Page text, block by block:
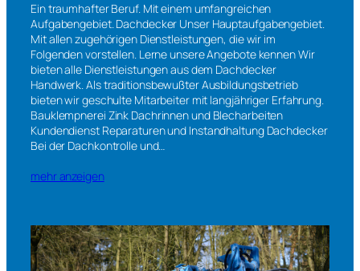
Ein traumhafter Beruf. Mit einem umfangreichen
Aufgabengebiet. Dachdecker Unser Hauptaufgabengebiet.
Mit allen zugehörigen Dienstleistungen, die wir im
Folgenden vorstellen. Lerne unsere Angebote kennen Wir
bieten alle Dienstleistungen aus dem Dachdecker
Handwerk. Als traditionsbewußter Ausbildungsbetrieb
bieten wir geschulte Mitarbeiter mit langjähriger Erfahrung.
Bauklempnerei Zink Dachrinnen und Blecharbeiten
Kundendienst Reparaturen und Instandhaltung Dachdecker
Bei der Dachkontrolle und…
mehr anzeigen